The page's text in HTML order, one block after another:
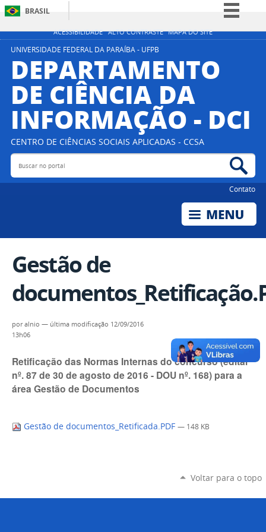
ACESSIBILIDADE ALTO CONTRASTE MAPA DO SITE
BRASIL
Simplifique!
Participe
Acesso à informação
Legislação
Canais
UNIVERSIDADE FEDERAL DA PARAÍBA - UFPB
DEPARTAMENTO
DE CIÊNCIA DA
INFORMAÇÃO - DCI
CENTRO DE CIÊNCIAS SOCIAIS APLICADAS - CCSA
Buscar no portal
Contato
Gestão de
poralnio — última modificação 12/09/2016
13h06
Retificação das Normas Internas do concurso (edital
nº. 87 de 30 de agosto de 2016 - DOU nº. 168) para a
área Gestão de Documentos
Gestão de documentos_Retificada.PDF — 148 KB
Voltar para o topo